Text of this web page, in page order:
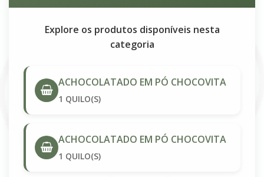
Explore os produtos disponíveis nesta
categoria
ACHOCOLATADO EM PÓ CHOCOVITA
1 QUILO(S)
ACHOCOLATADO EM PÓ CHOCOVITA
1 QUILO(S)